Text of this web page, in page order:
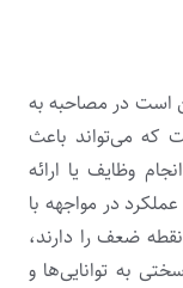
در مصاحبه به
که می‌تواند باعث
وظایف یا ارائه
در مواجهه با
ضعف را دارند،
به توانایی‌ها و